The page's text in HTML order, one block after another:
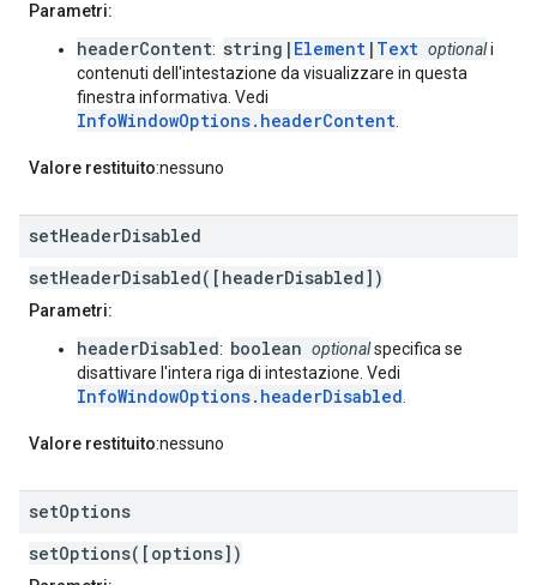
Parametri:
headerContent: string| Element | Text optionali
contenuti dell'intestazione da visualizzare in questa
finestra informativa. Vedi
InfoWindowOptions.headerContent.
Valore restituito:nessuno
setHeaderDisabled
setHeaderDisabled([headerDisabled])
Parametri:
headerDisabled: boolean optionalspecifica se
disattivare l'intera riga di intestazione. Vedi
InfoWindowOptions.headerDisabled.
Valore restituito:nessuno
setOptions
setOptions([options])